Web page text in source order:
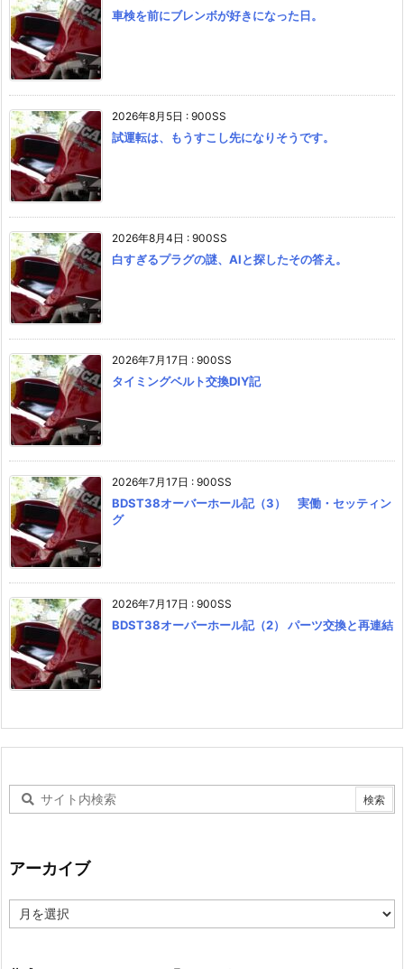
車検を前にブレンボが好きになった日。
2026年8月5日 : 900SS
試運転は、もうすこし先になりそうです。
2026年8月4日 : 900SS
白すぎるプラグの謎、AIと探したその答え。
2026年7月17日 : 900SS
タイミングベルト交換DIY記
2026年7月17日 : 900SS
BDST38オーバーホール記（3） 実働・セッティン
グ
2026年7月17日 : 900SS
BDST38オーバーホール記（2） パーツ交換と再連結
アーカイブ
ー